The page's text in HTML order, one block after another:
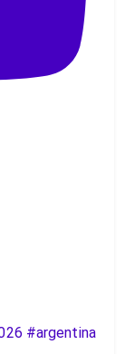
#argentina